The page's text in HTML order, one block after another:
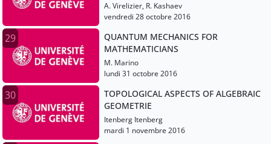
A. Virelizier, R. Kashaev
vendredi 28 octobre 2016
29
QUANTUM MECHANICS FOR
MATHEMATICIANS
M. Marino
lundi 31 octobre 2016
30
TOPOLOGICAL ASPECTS OF ALGEBRAIC
GEOMETRIE
Itenberg Itenberg
mardi 1 novembre 2016